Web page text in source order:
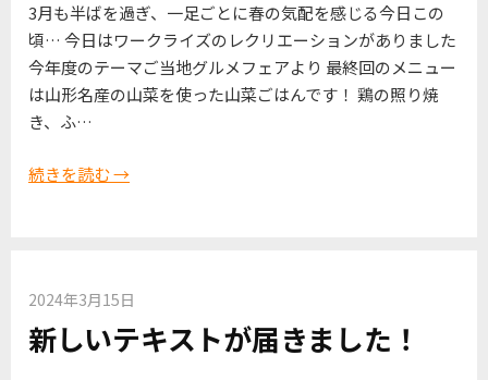
3月も半ばを過ぎ、一足ごとに春の気配を感じる今日この
頃… 今日はワークライズのレクリエーションがありました
今年度のテーマご当地グルメフェアより 最終回のメニュー
は山形名産の山菜を使った山菜ごはんです！ 鶏の照り焼
き、ふ…
続きを読む →
2024年3月15日
新しいテキストが届きました！